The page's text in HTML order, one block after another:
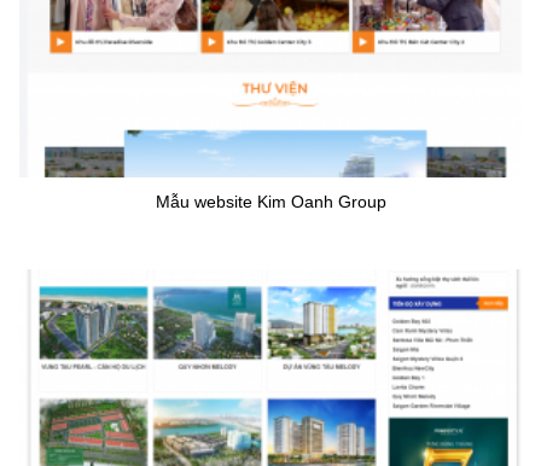
Mẫu website Kim Oanh Group